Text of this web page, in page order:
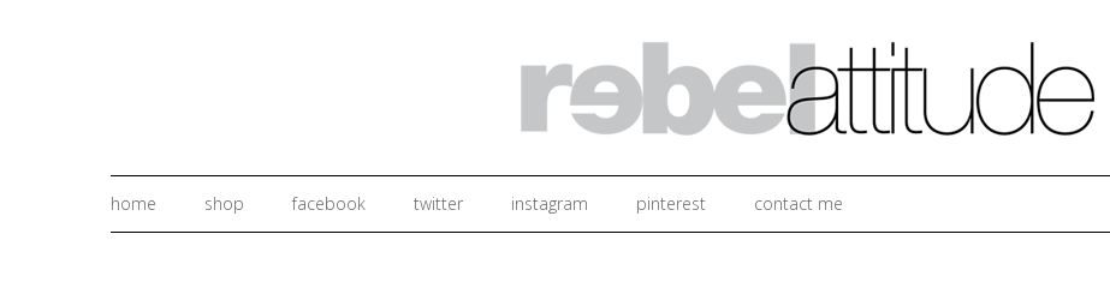
Ir al contenido
home
shop facebook twitter instagram pinterest contact me